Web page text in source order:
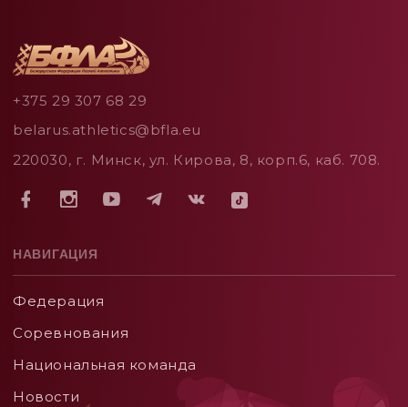
+375 29 307 68 29
belarus.athletics@bfla.eu
220030, г. Минск, ул. Кирова, 8, корп.6, каб. 708.
НАВИГАЦИЯ
Федерация
Соревнования
Национальная команда
Новости